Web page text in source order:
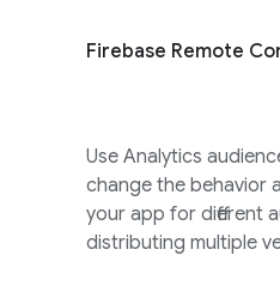
Firebase Remote
Use Analytics
change the behavior
your app for different
distributing multiple